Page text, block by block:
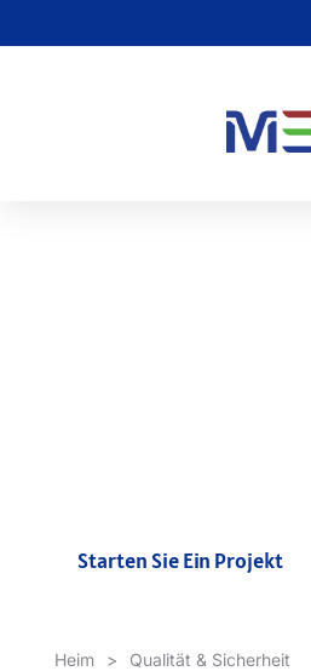
Merican ist bestrebt,
überprüft und getestet, um
Unsere Produkte sind
ISO13485 zertifiziert. Diese
fortschrittlichen internationalen
sicherere und zuverlässigere
Starten Sie Ein Projekt
Heim > Qualität & Sicherheit